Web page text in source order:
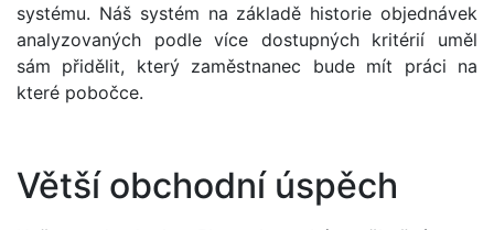
systému. Náš systém na základě historie objednávek
analyzovaných podle více dostupných kritérií uměl
sám přidělit, který zaměstnanec bude mít práci na
které pobočce.
Větší obchodní úspěch